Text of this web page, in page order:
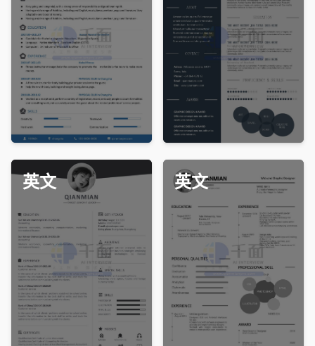
免费下载
免费下载 免费下载
英文 英文